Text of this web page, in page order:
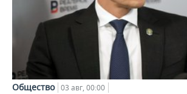
Общество 03 авг, 00:00